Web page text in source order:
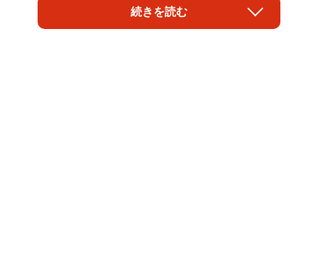
すちゃんとの出会いを今も鮮明に覚えているといいます。
続きを読む